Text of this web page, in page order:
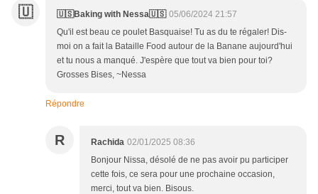
🇺 🇺🇸Baking with Nessa🇺🇸 05/06/2024 21:57
Qu'il est beau ce poulet Basquaise! Tu as du te régaler! Dis-
moi on a fait la Bataille Food autour de la Banane aujourd'hui
et tu nous a manqué. J'espère que tout va bien pour toi?
Grosses Bises, ~Nessa
Répondre
R Rachida 02/01/2025 08:36
Bonjour Nissa, désolé de ne pas avoir pu participer
cette fois, ce sera pour une prochaine occasion,
merci, tout va bien. Bisous.